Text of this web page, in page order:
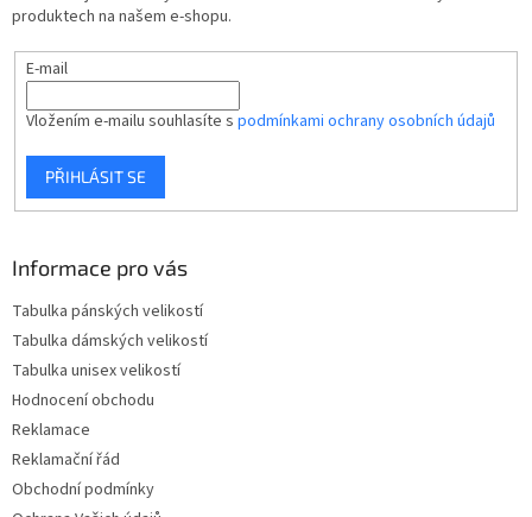
produktech na našem e-shopu.
E-mail
Vložením e-mailu souhlasíte s podmínkami ochrany osobních údajů
PŘIHLÁSIT SE
Informace pro vás
Tabulka pánských velikostí
Tabulka dámských velikostí
Tabulka unisex velikostí
Hodnocení obchodu
Reklamace
Reklamační řád
Obchodní podmínky